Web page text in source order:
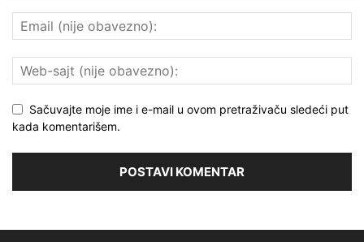
Sačuvajte moje ime i e-mail u ovom pretraživaču sledeći put
kada komentarišem.